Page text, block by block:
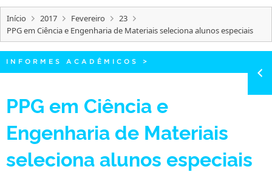
PORTARIAS
TELEFONES
Início 2017 Fevereiro
23
PPG em Ciência e Engenharia de Materiais seleciona alunos especiais
INFORMES ACADÊMICOS >
PPG em Ciência e
Engenharia de Materiais
seleciona alunos especiais